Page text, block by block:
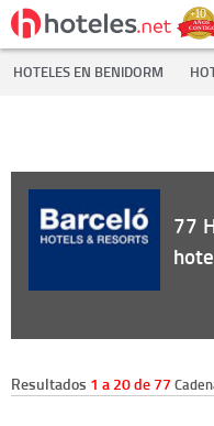
HOTELES EN BENIDORM
Inicio Cadenas Hoteleras
77
Resultados 1 a 20 de 77